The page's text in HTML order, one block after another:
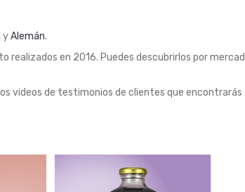
yAlemán.
en 2016. Puedes descubrirlos por
videos de testimonios de clientes que encontrarás